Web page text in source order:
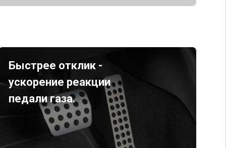
Быстрее отклик -
ускорение реакции
педали газа.